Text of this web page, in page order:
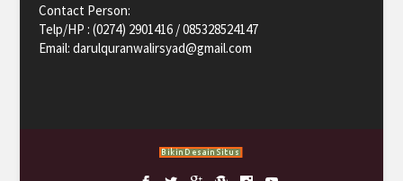
Contact Person:
Telp/HP : (0274) 2901416 / 085328524147
Email: darulquranwalirsyad@gmail.com